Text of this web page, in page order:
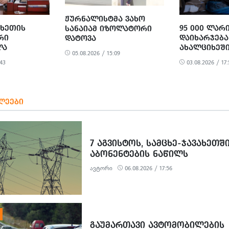
ᲟᲣᲠᲜᲐᲚᲘᲡᲢᲛᲐ ᲕᲐᲮᲝ
ᲡᲐᲜᲐᲘᲐᲛ ᲘᲖᲝᲚᲐᲢᲝᲠᲘ
ᲓᲐᲢᲝᲕᲐ
05.08.2026 / 15:09
95 000
ᲓᲐᲘᲮᲐᲠᲯᲔᲑᲐ
ᲪᲮᲝᲕᲔᲚᲗᲐ
03.08.2026 /
7 ᲐᲒᲕᲘᲡᲢᲝᲡ, ᲡᲐᲛᲪᲮᲔ-
ᲐᲑᲝᲜᲔᲜᲢᲔᲑᲘᲡ ᲜᲐᲬᲘᲚᲡ
ᲔᲚᲔᲥᲢᲠᲝᲔᲜᲔᲠᲒᲘᲘᲡ ᲛᲘᲬᲝᲓᲔᲑᲐ
ᲨᲔᲔᲖᲦᲣᲓᲔᲑᲐ
ავტორი 06.08.2026 / 17:56
ᲒᲐᲣᲛᲐᲠᲗᲐᲕᲘ ᲐᲕᲢᲝᲛᲝᲑᲘᲚᲔᲑᲘᲡ